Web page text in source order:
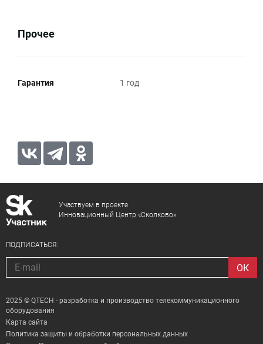
Прочее
Гарантия 1 год
Участвуем в проекте
Инновационный Центр «Сколково»
ПОДПИСАТЬСЯ:
2025 © QTECH - разработка и производство телекоммуникационного
оборудования
Карта сайта
Политика защиты и обработки персональных данных